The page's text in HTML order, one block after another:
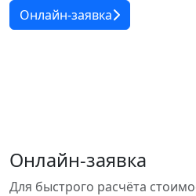
Онлайн-заявка
Онлайн-заявка
Для быстрого расчёта